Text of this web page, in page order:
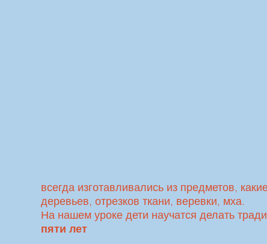
всегда изготавливались из предметов,
деревьев, отрезков ткани, веревки, мха.
На нашем уроке дети научатся делать
пяти лет